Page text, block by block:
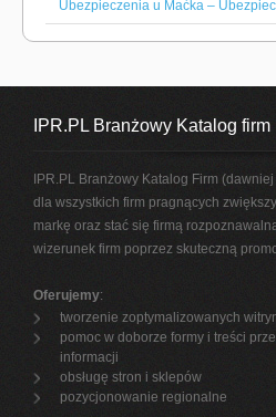
Ubezpieczenia u Maćka –
IPR.PL Branżowy Katalog firm
IPR.PL Branżowy Katalog Firm
dla wszystkich firm pragnących
markę oraz stać się firmą
wizerunek firm poprzez skuteczną
Oferujemy:
tworzenie zoptymalizowanych
pomoc w doborze formy i treści
informacji
obsługę stron i sklepów
pozycjonowanie regionalne